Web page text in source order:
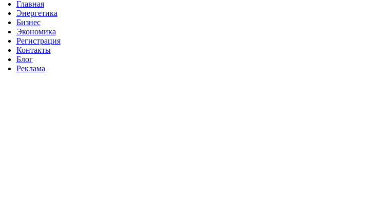
Главная
Энергетика
Бизнес
Экономика
Регистрация
Контакты
Блог
Реклама